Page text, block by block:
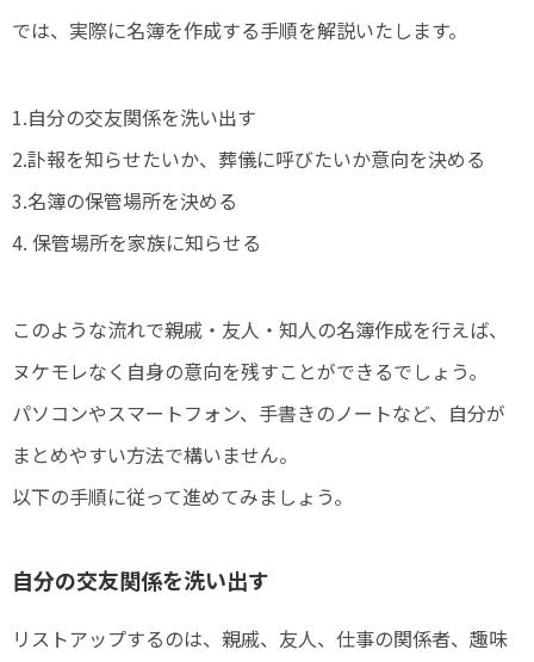
では、実際に名簿を作成する手順を解説いたします。
1.自分の交友関係を洗い出す
2.訃報を知らせたいか、葬儀に呼びたいか意向を決める
3.名簿の保管場所を決める
4. 保管場所を家族に知らせる
このような流れで親戚・友人・知人の名簿作成を行えば、
ヌケモレなく自身の意向を残すことができるでしょう。
パソコンやスマートフォン、手書きのノートなど、自分が
まとめやすい方法で構いません。
以下の手順に従って進めてみましょう。
自分の交友関係を洗い出す
リストアップするのは、親戚、友人、仕事の関係者、趣味